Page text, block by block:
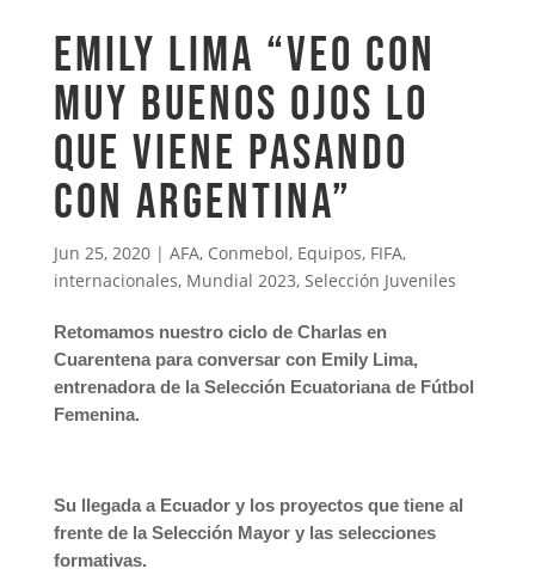
Emily Lima “Veo con
muy buenos ojos lo
que viene pasando
con Argentina”
Jun 25, 2020| AFA, Conmebol, Equipos, FIFA,
internacionales, Mundial 2023, Selección Juveniles
Retomamos nuestro ciclo de Charlas en
Cuarentena para conversar con Emily Lima,
entrenadora de la Selección Ecuatoriana de Fútbol
Femenina.
Su llegada a Ecuador y los proyectos que tiene al
frente de la Selección Mayor y las selecciones
formativas.